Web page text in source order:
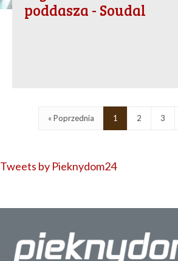
poddasza - Soudal
« Poprzednia 1 2 3
Tweets by Pieknydom24